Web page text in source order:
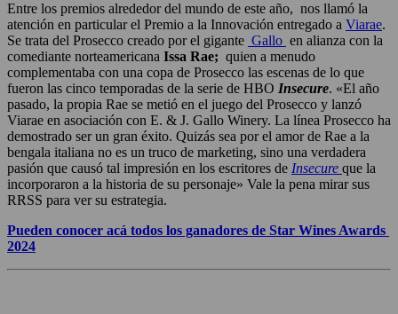
Entre los premios alrededor del mundo de este año, nos llamó la
atención en particular el Premio a la Innovación entregado a Viarae.
Se trata del Prosecco creado por el gigante Gallo en alianza con la
comediante norteamericana Issa Rae; quien a menudo
complementaba con una copa de Prosecco las escenas de lo que
fueron las cinco temporadas de la serie de HBO Insecure. «El año
pasado, la propia Rae se metió en el juego del Prosecco y lanzó
Viarae en asociación con E. & J. Gallo Winery. La línea Prosecco ha
demostrado ser un gran éxito. Quizás sea por el amor de Rae a la
bengala italiana no es un truco de marketing, sino una verdadera
pasión que causó tal impresión en los escritores de Insecure que la
incorporaron a la historia de su personaje» Vale la pena mirar sus
RRSS para ver su estrategia.
Pueden conocer acá todos los ganadores de Star Wines Awards
2024